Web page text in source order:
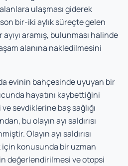
ulaşması giderek
bir-iki aylık süreçte gelen
aramış, bulunması halinde
alanına nakledilmesini
evinin bahçesinde uyuyan bir
hayatını kaybettiğini
sevdiklerine baş sağlığı
bu olayın ayı saldırısı
Olayın ayı saldırısı
konusunda bir uzman
değerlendirilmesi ve otopsi